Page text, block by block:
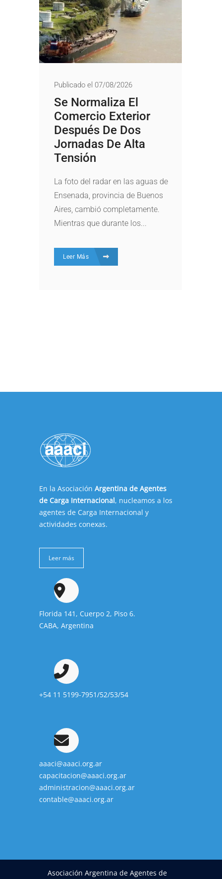
Publicado el 07/08/2026
Se Normaliza El
Comercio Exterior
Después De Dos
Jornadas De Alta
Tensión
La foto del radar en las aguas de
Ensenada, provincia de Buenos
Aires, cambió completamente.
Mientras que durante los...
Leer Más
En la Asociación Argentina de Agentes
de Carga Internacional, nucleamos a los
agentes de Carga Internacional y
actividades conexas.
Leer más
Florida 141, Cuerpo 2, Piso 6.
CABA, Argentina
+54 11 5199-7951/52/53/54
aaaci@aaaci.org.ar
capacitacion@aaaci.org.ar
administracion@aaaci.org.ar
contable@aaaci.org.ar
Asociación Argentina de Agentes de